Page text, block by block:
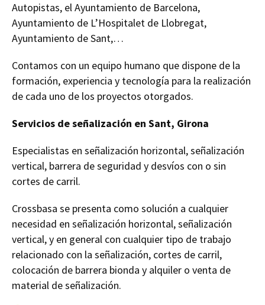
Autopistas, el Ayuntamiento de Barcelona,
Ayuntamiento de L’Hospitalet de Llobregat,
Ayuntamiento de Sant,…
Contamos con un equipo humano que dispone de la
formación, experiencia y tecnología para la realización
de cada uno de los proyectos otorgados.
Servicios de señalización en Sant, Girona
Especialistas en señalización horizontal, señalización
vertical, barrera de seguridad y desvíos con o sin
cortes de carril.
Crossbasa se presenta como solución a cualquier
necesidad en señalización horizontal, señalización
vertical, y en general con cualquier tipo de trabajo
relacionado con la señalización, cortes de carril,
colocación de barrera bionda y alquiler o venta de
material de señalización.